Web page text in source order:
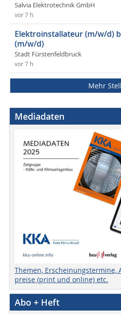
Salvia Elektrotechnik GmbH
vor 7 h
Elektroinstallateur (m/w/d)
(m/w/d)
Stadt Fürstenfeldbruck
vor 7 h
Mehr
Mediadaten
Themen, Erscheinungstermine,
preise (print und online) etc.
Abo + Heft